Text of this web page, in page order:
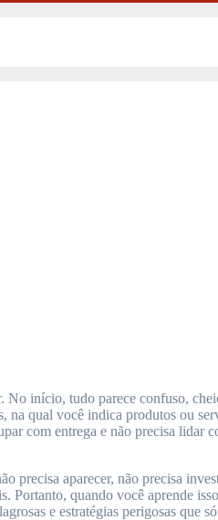
qual você indica produtos ou
com entrega e não precisa lidar
precisa aparecer, não precisa
Portanto, quando você aprende
e estratégias perigosas que